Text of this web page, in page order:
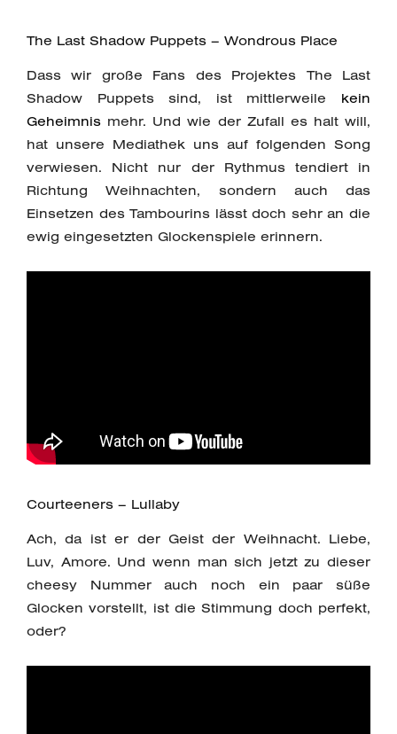
The Last Shadow Puppets – Wondrous Place
Dass wir große Fans des Projektes The Last
Shadow Puppets sind, ist mittlerweile kein
Geheimnis mehr. Und wie der Zufall es halt will,
hat unsere Mediathek uns auf folgenden Song
verwiesen. Nicht nur der Rythmus tendiert in
Richtung Weihnachten, sondern auch das
Einsetzen des Tambourins lässt doch sehr an die
ewig eingesetzten Glockenspiele erinnern.
Courteeners – Lullaby
Ach, da ist er der Geist der Weihnacht. Liebe,
Luv, Amore. Und wenn man sich jetzt zu dieser
cheesy Nummer auch noch ein paar süße
Glocken vorstellt, ist die Stimmung doch perfekt,
oder?